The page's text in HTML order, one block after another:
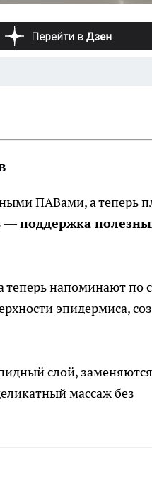
ПАВами, а теперь
—поддержка
напоминают по
эпидермиса,
слой, заменяются
массаж без